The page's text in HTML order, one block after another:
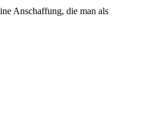
Anschaffung, die man als